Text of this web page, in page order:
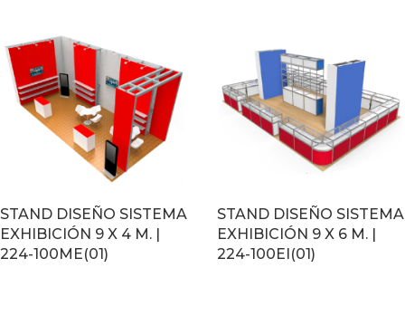
STAND DISEÑO SISTEMA
EXHIBICIÓN 9 X 4 M. |
224-100ME(01)
STAND DISEÑO SISTEMA
EXHIBICIÓN 9 X 6 M. |
224-100EI(01)